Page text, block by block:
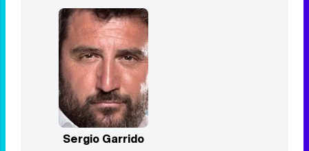
Sergio Garrido